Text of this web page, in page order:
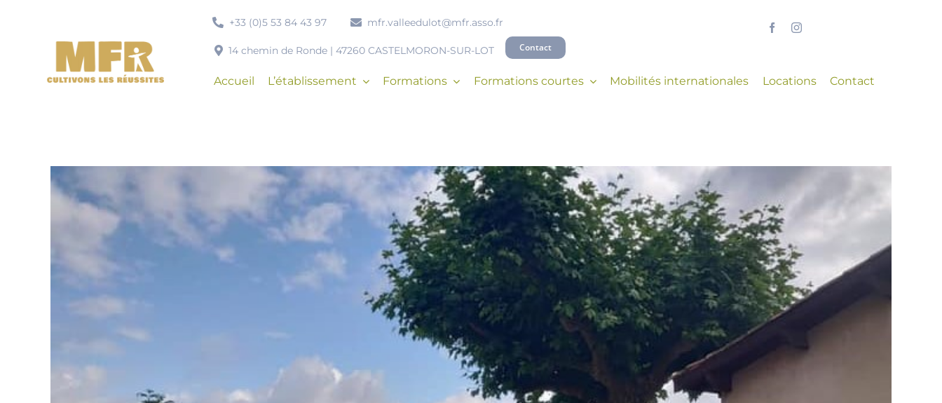
+33 (0)5 53 84 43 97 mfr.valleedulot@mfr.asso.fr
14 chemin de Ronde | 47260 CASTELMORON-SUR-LOT Contact
Accueil L’établissement Formations Formations courtes Mobilités internationales Locations Contact